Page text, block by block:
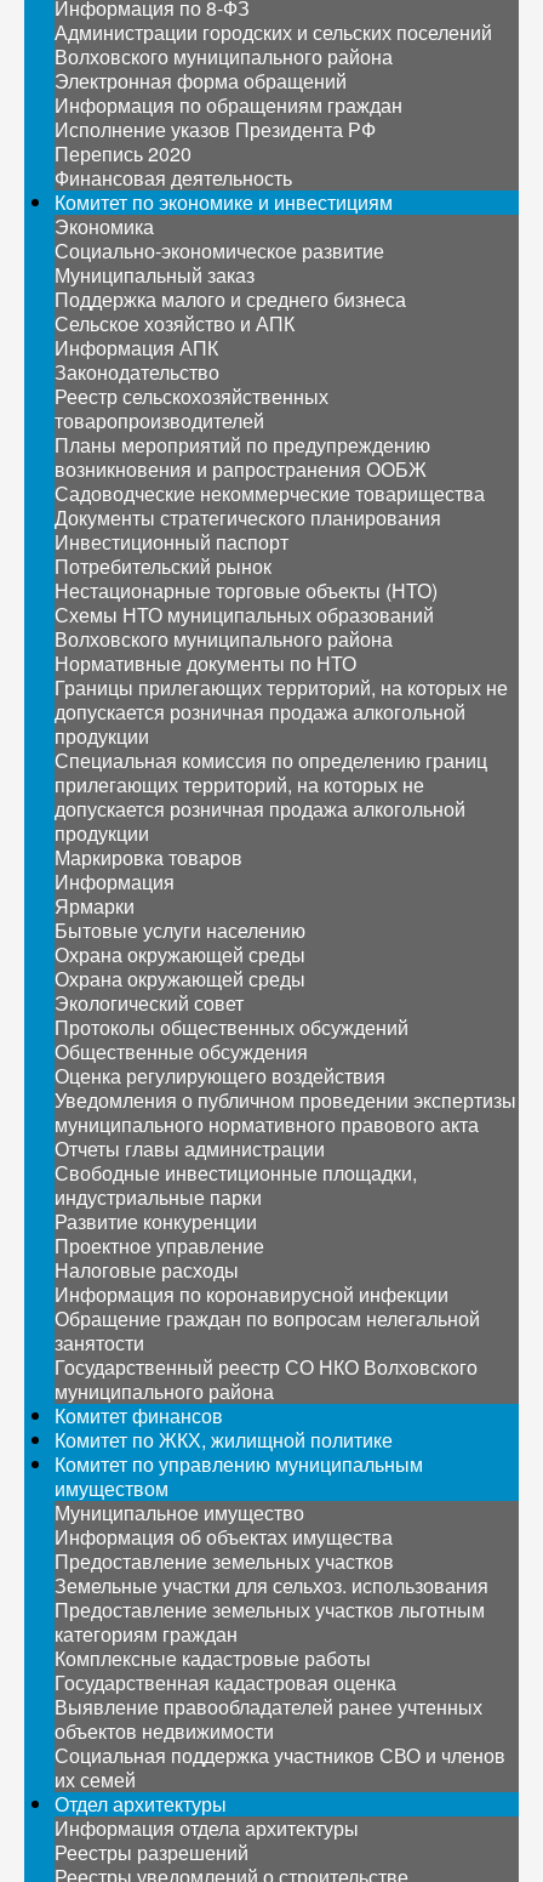
Информация по 8-ФЗ
Администрации городских и сельских поселений
Волховского муниципального района
Электронная форма обращений
Информация по обращениям граждан
Исполнение указов Президента РФ
Перепись 2020
Финансовая деятельность
Комитет по экономике и инвестициям
Экономика
Социально-экономическое развитие
Муниципальный заказ
Поддержка малого и среднего бизнеса
Сельское хозяйство и АПК
Информация АПК
Законодательство
Реестр сельскохозяйственных
товаропроизводителей
Планы мероприятий по предупреждению
возникновения и рапространения ООБЖ
Садоводческие некоммерческие товарищества
Документы стратегического планирования
Инвестиционный паспорт
Потребительский рынок
Нестационарные торговые объекты (НТО)
Схемы НТО муниципальных образований
Волховского муниципального района
Нормативные документы по НТО
Границы прилегающих территорий, на которых не
допускается розничная продажа алкогольной
продукции
Специальная комиссия по определению границ
прилегающих территорий, на которых не
допускается розничная продажа алкогольной
продукции
Маркировка товаров
Информация
Ярмарки
Бытовые услуги населению
Охрана окружающей среды
Охрана окружающей среды
Экологический совет
Протоколы общественных обсуждений
Общественные обсуждения
Оценка регулирующего воздействия
Уведомления о публичном проведении экспертизы
муниципального нормативного правового акта
Отчеты главы администрации
Свободные инвестиционные площадки,
индустриальные парки
Развитие конкуренции
Проектное управление
Налоговые расходы
Информация по коронавирусной инфекции
Обращение граждан по вопросам нелегальной
занятости
Государственный реестр СО НКО Волховского
муниципального района
Комитет финансов
Комитет по ЖКХ, жилищной политике
Комитет по управлению муниципальным
имуществом
Муниципальное имущество
Информация об объектах имущества
Предоставление земельных участков
Земельные участки для сельхоз. использования
Предоставление земельных участков льготным
категориям граждан
Комплексные кадастровые работы
Государственная кадастровая оценка
Выявление правообладателей ранее учтенных
объектов недвижимости
Социальная поддержка участников СВО и членов
их семей
Отдел архитектуры
Информация отдела архитектуры
Реестры разрешений